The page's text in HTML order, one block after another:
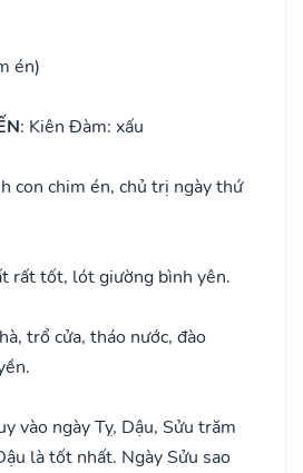
én)
: Kiên Đàm: xấu
con chim én, chủ trị ngày thứ
rất tốt, lót giường bình yên.
trổ cửa, tháo nước, đào
vào ngày Tỵ, Dậu, Sửu trăm
là tốt nhất. Ngày Sửu sao